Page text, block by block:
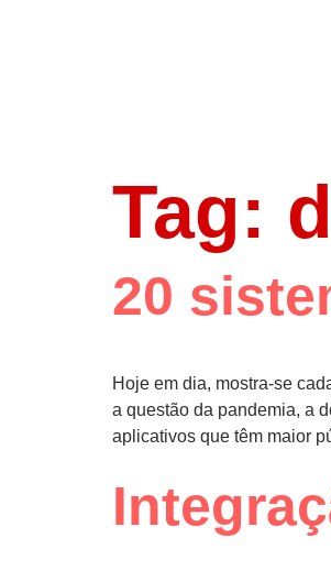
Tag:
20
Hoje em dia, mostra-se
a questão da pandemia, a
aplicativos que têm maior